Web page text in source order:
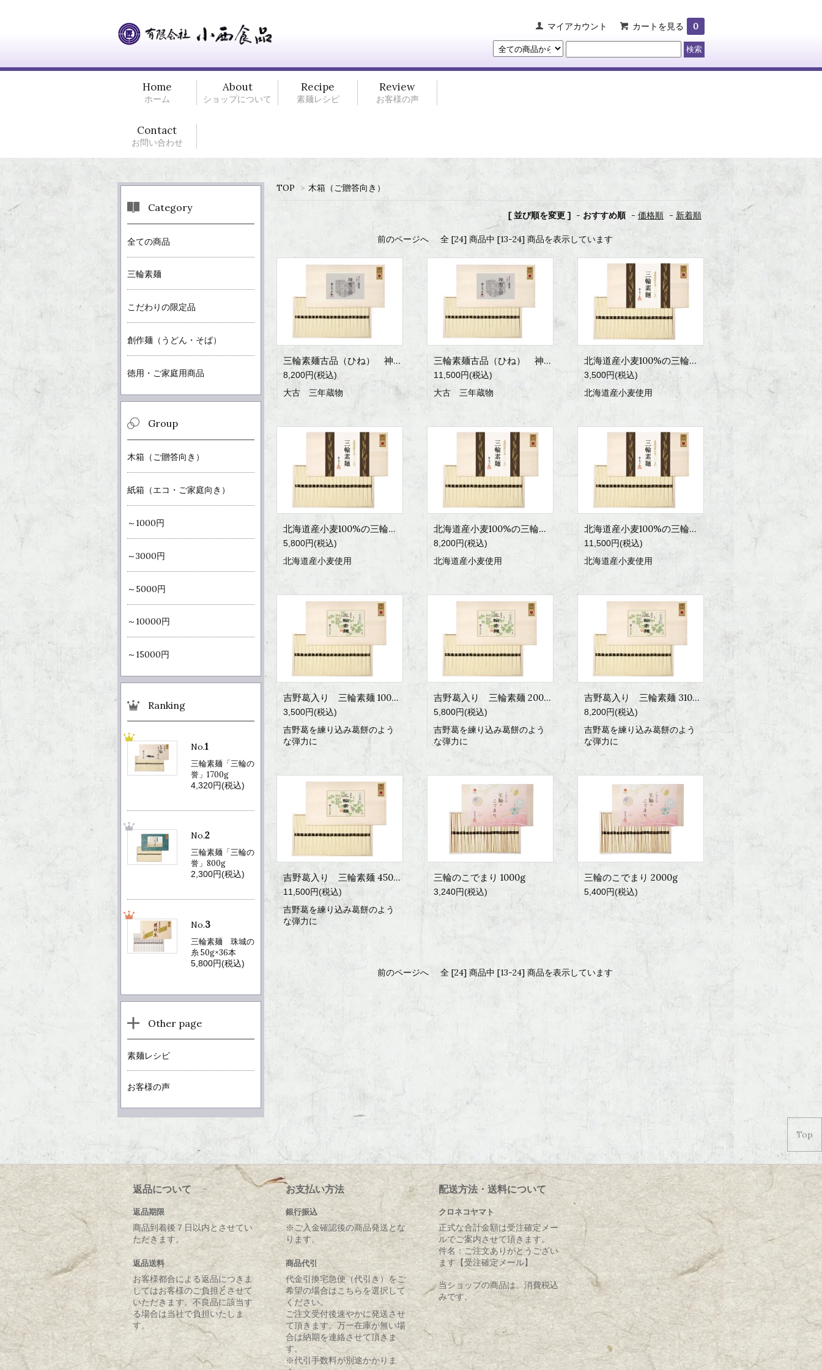
マイアカウント カートを見る 0
Home
ホーム
About
ショップについて
Recipe
素麺レシピ
Review
お客様の声
Contact
お問い合わせ
TOP > 木箱（ご贈答向き）
[ 並び順を変更 ] - おすすめ順 - 価格順 - 新着順
前のページへ 全 [24] 商品中 [13-24] 商品を表示しています
三輪素麺古品（ひね） 神寿の糸 3100g
8,200円(税込)
大古 三年蔵物
三輪素麺古品（ひね） 神寿の糸 4500g
11,500円(税込)
大古 三年蔵物
北海道産小麦100%の三輪素麺 1000g
3,500円(税込)
北海道産小麦使用
北海道産小麦100%の三輪素麺 2000g
5,800円(税込)
北海道産小麦使用
北海道産小麦100%の三輪素麺 3100g
8,200円(税込)
北海道産小麦使用
北海道産小麦100%の三輪素麺 4500g
11,500円(税込)
北海道産小麦使用
吉野葛入り 三輪素麺 1000g
3,500円(税込)
吉野葛を練り込み葛餅のよう
な弾力に
吉野葛入り 三輪素麺 2000g
5,800円(税込)
吉野葛を練り込み葛餅のよう
な弾力に
吉野葛入り 三輪素麺 3100g
8,200円(税込)
吉野葛を練り込み葛餅のよう
な弾力に
吉野葛入り 三輪素麺 4500g
11,500円(税込)
吉野葛を練り込み葛餅のよう
な弾力に
三輪のこでまり 1000g
3,240円(税込)
三輪のこでまり 2000g
5,400円(税込)
前のページへ 全 [24] 商品中 [13-24] 商品を表示しています
Category
全ての商品
三輪素麺
こだわりの限定品
創作麺（うどん・そば）
徳用・ご家庭用商品
Group
木箱（ご贈答向き）
紙箱（エコ・ご家庭向き）
～1000円
～3000円
～5000円
～10000円
～15000円
Ranking
No.1
三輪素麺「三輪の
誉」1700g
4,320円(税込)
No.2
三輪素麺「三輪の
誉」800g
2,300円(税込)
No.3
三輪素麺 珠城の
糸 50g×36本
5,800円(税込)
Other page
素麺レシピ
お客様の声
Top
返品について
返品期限
商品到着後７日以内とさせてい
ただきます。
返品送料
お客様都合による返品につきま
してはお客様のご負担とさせて
いただきます。不良品に該当す
る場合は当社で負担いたしま
す。
お支払い方法
銀行振込
※ご入金確認後の商品発送とな
ります。
商品代引
代金引換宅急便（代引き）をご
希望の場合はこちらを選択して
ください。
ご注文受付後速やかに発送させ
て頂きます。万一在庫が無い場
合は納期を連絡させて頂きま
す。
※代引手数料が別途かかりま
配送方法・送料について
クロネコヤマト
正式な合計金額は受注確定メー
ルでご案内させて頂きます。
件名：ご注文ありがとうござい
ます【受注確定メール】
当ショップの商品は、消費税込
みです。